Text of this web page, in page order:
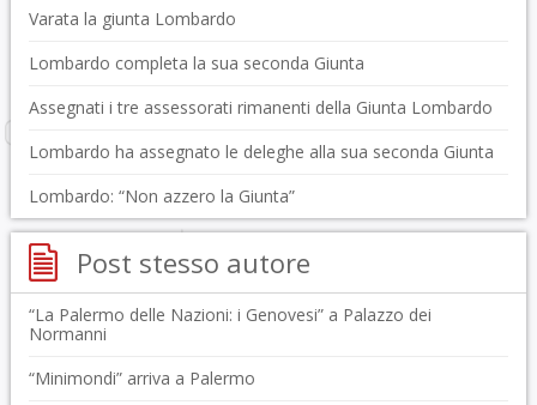
Varata la giunta Lombardo
Lombardo completa la sua seconda Giunta
Assegnati i tre assessorati rimanenti della Giunta Lombardo
Lombardo ha assegnato le deleghe alla sua seconda Giunta
Lombardo: “Non azzero la Giunta”
Post stesso autore
“La Palermo delle Nazioni: i Genovesi” a Palazzo dei
Normanni
“Minimondi” arriva a Palermo